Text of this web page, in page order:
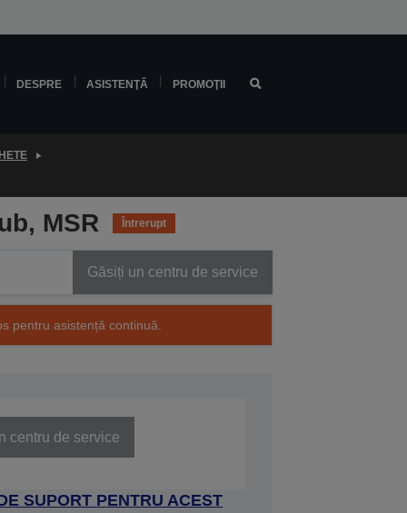
DESPRE ASISTENŢĂ PROMOŢII
MSR Întrerupt
Găsiți un centru de service
pentru asistență continuă.
centru de service
SUPORT PENTRU ACEST